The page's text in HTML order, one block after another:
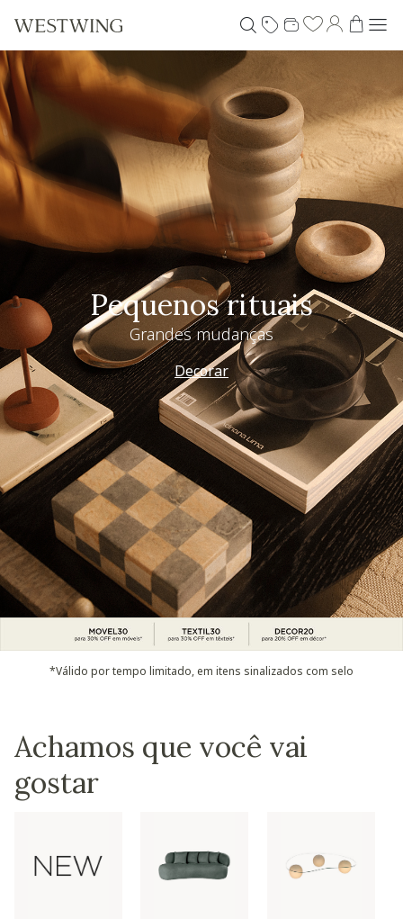
Pequenos rituais
Grandes mudanças
Decorar
*Válido por tempo limitado, em itens sinalizados com selo
Achamos que você vai
gostar